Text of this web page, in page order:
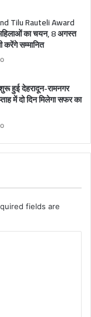
Tilu Rauteli Award
का चयन, 8 अगस्त
करेंगे सम्मानित
हुई देहरादून-रामनगर
में दो दिन मिलेगा सफर का
fields are